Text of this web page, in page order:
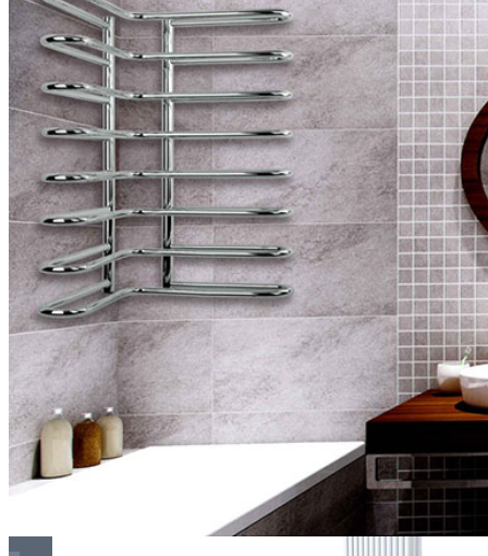
Покраска оборудования
РАДИАТОРЫ ДЛЯ ЗАМЕНЫ
СТАЛЬНЫЕ РАДИАТОРЫ